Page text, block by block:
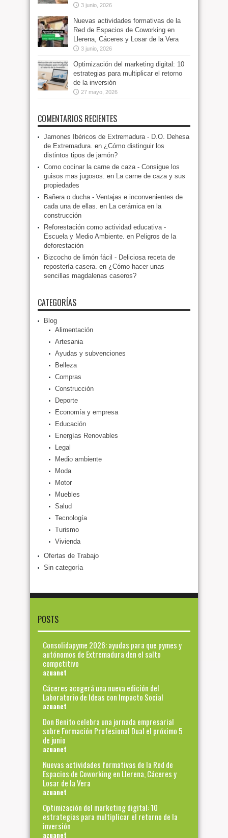
3 junio, 2026
Nuevas actividades formativas de la
Red de Espacios de Coworking en
Llerena, Cáceres y Losar de la Vera
3 junio, 2026
Optimización del marketing digital: 10
estrategias para multiplicar el retorno
de la inversión
27 mayo, 2026
COMENTARIOS RECIENTES
Jamones Ibéricos de Extremadura - D.O. Dehesa
de Extremadura. en ¿Cómo distinguir los
distintos tipos de jamón?
Como cocinar la carne de caza - Consigue los
guisos mas jugosos. en La carne de caza y sus
propiedades
Bañera o ducha - Ventajas e inconvenientes de
cada una de ellas. en La cerámica en la
construcción
Reforestación como actividad educativa -
Escuela y Medio Ambiente. en Peligros de la
deforestación
Bizcocho de limón fácil - Deliciosa receta de
repostería casera. en ¿Cómo hacer unas
sencillas magdalenas caseros?
CATEGORÍAS
Blog
Alimentación
Artesania
Ayudas y subvenciones
Belleza
Compras
Construcción
Deporte
Economía y empresa
Educación
Energías Renovables
Legal
Medio ambiente
Moda
Motor
Muebles
Salud
Tecnología
Turismo
Vivienda
Ofertas de Trabajo
Sin categoría
POSTS
Consolidapyme 2026: ayudas para que pymes y
autónomos de Extremadura den el salto
competitivo
azuanet
Cáceres acogerá una nueva edición del
Laboratorio de Ideas con Impacto Social
azuanet
Don Benito celebra una jornada empresarial
sobre Formación Profesional Dual el próximo 5
de junio
azuanet
Nuevas actividades formativas de la Red de
Espacios de Coworking en Llerena, Cáceres y
Losar de la Vera
azuanet
Optimización del marketing digital: 10
estrategias para multiplicar el retorno de la
inversión
azuanet